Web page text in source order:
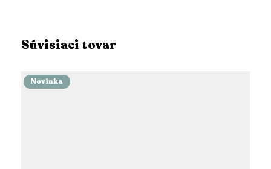
Súvisiaci tovar
Novinka